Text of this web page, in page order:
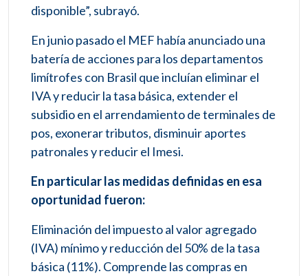
disponible”, subrayó.
En junio pasado el MEF había anunciado una
batería de acciones para los departamentos
limítrofes con Brasil que incluían eliminar el
IVA y reducir la tasa básica, extender el
subsidio en el arrendamiento de terminales de
pos, exonerar tributos, disminuir aportes
patronales y reducir el Imesi.
En particular las medidas definidas en esa
oportunidad fueron:
Eliminación del impuesto al valor agregado
(IVA) mínimo y reducción del 50% de la tasa
básica (11%). Comprende las compras en